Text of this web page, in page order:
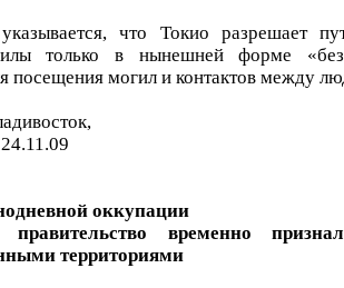
что Токио разрешает
только в нынешней форме
посещения могил и контактов между
оккупации
правительство временно
территориями